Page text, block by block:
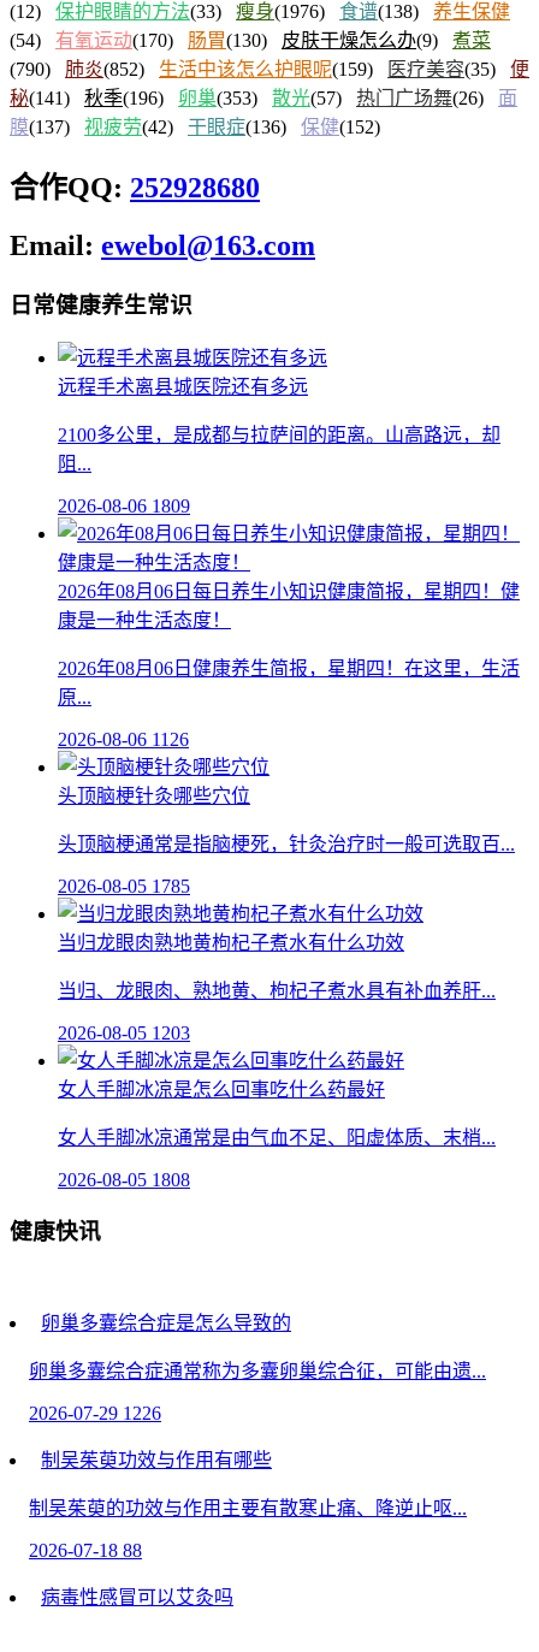
(12) 保护眼睛的方法(33) 瘦身(1976) 食谱(138) 养生保健
(54) 有氧运动(170) 肠胃(130) 皮肤干燥怎么办(9) 煮菜
(790) 肺炎(852) 生活中该怎么护眼呢(159) 医疗美容(35) 便
秘(141) 秋季(196) 卵巢(353) 散光(57) 热门广场舞(26) 面
膜(137) 视疲劳(42) 干眼症(136) 保健(152)
合作QQ: 252928680
Email: ewebol@163.com
日常健康养生常识
远程手术离县城医院还有多远
2100多公里，是成都与拉萨间的距离。山高路远，却
阻...
2026-08-06 1809
2026年08月06日每日养生小知识健康简报，星期四！健
康是一种生活态度！
2026年08月06日健康养生简报，星期四！在这里，生活
原...
2026-08-06 1126
头顶脑梗针灸哪些穴位
头顶脑梗通常是指脑梗死，针灸治疗时一般可选取百...
2026-08-05 1785
当归龙眼肉熟地黄枸杞子煮水有什么功效
当归、龙眼肉、熟地黄、枸杞子煮水具有补血养肝...
2026-08-05 1203
女人手脚冰凉是怎么回事吃什么药最好
女人手脚冰凉通常是由气血不足、阳虚体质、末梢...
2026-08-05 1808
健康快讯
卵巢多囊综合症是怎么导致的
卵巢多囊综合症通常称为多囊卵巢综合征，可能由遗...
2026-07-29 1226
制吴茱萸功效与作用有哪些
制吴茱萸的功效与作用主要有散寒止痛、降逆止呕...
2026-07-18 88
病毒性感冒可以艾灸吗